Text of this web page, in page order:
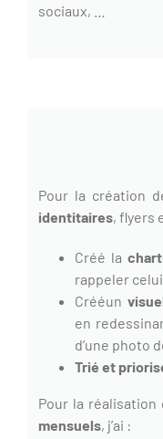
sociaux, …
Pour la création
identitaires, flyers
Créé la
rappeler
Crééun
en
d’une photo
Trié et
Pour la
mensuels, j’ai :